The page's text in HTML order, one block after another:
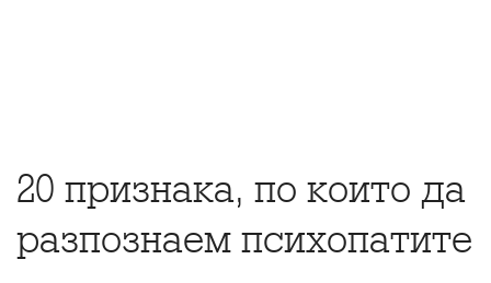
20 признака, по които да
разпознаем психопатите